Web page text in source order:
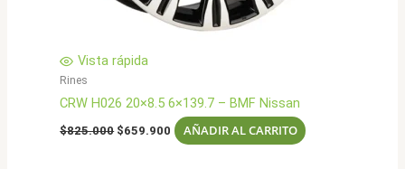
Vista rápida
Rines
CRW H026 20×8.5 6×139.7 – BMF Nissan
$825.000 El
$659.900 El
precio
AÑADIR AL CARRITO